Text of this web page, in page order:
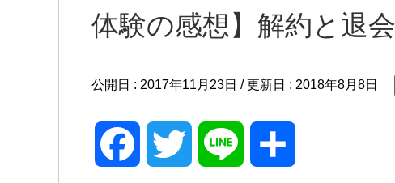
体験の感想】解約と退
公開日 : 2017年11月23日 / 更新日 : 2018年8月8日